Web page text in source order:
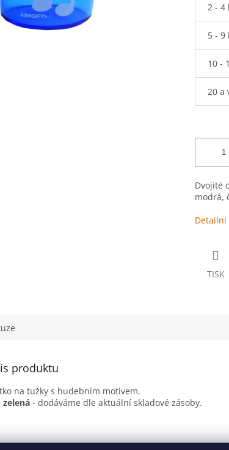
2 - 4
5 - 9
10 -
20 a
Dvojité
modrá,
TISK
produktu
na tužky s hudebním motivem.
zelená - dodáváme dle aktuální skladové zásoby.